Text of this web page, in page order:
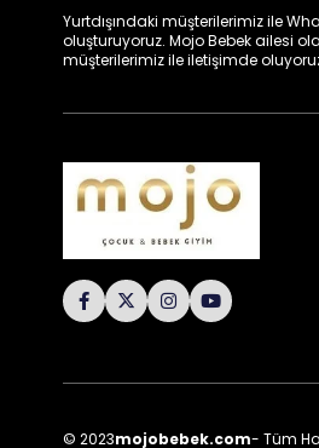
Yurtdışındaki müşterilerimiz ile
oluşturuyoruz. Mojo Bebek ailesi
müşterilerimiz ile iletişimde
© 2023mojobebek.com- Tüm